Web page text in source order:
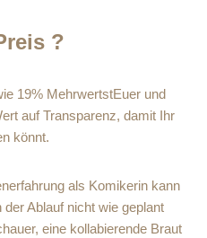
?
19% MehrwertstEuer und
auf Transparenz, damit Ihr
könnt.
als Komikerin kann
Ablauf nicht wie geplant
eine kollabierende Braut